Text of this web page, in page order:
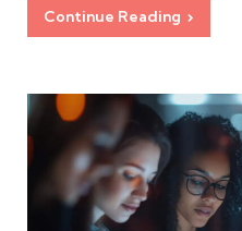
Continue Reading